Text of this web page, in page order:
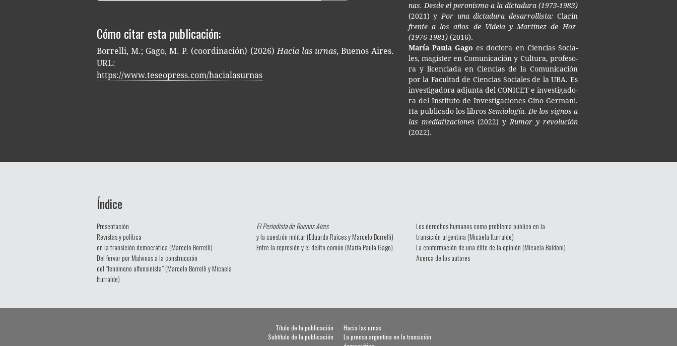
Cómo citar esta publicación:
Borrelli, M.; Gago, M. P. (coordinación) (2026)Hacia las urnas, Buenos Aires.
URL:
https://www.teseopress.com/hacialasurnas
nas. Desde el pero­nis­mo a la dic­ta­du­ra (1973-1983)
(2021) yPor una dic­ta­du­ra desarrollista: Clarín
fren­te a los años de Vide­la y Mar­tí­nez de Hoz
(1976-1981)(2016).
María Paula Gago es doc­to­ra en Cien­cias Socia­
les, magís­ter en Comu­ni­ca­ción y Cul­tu­ra, pro­fe­so­
ra y licen­cia­da en Cien­cias de la Comu­ni­ca­ción
por la Facul­tad de Cien­cias Socia­les de la UBA. Es
inves­ti­ga­do­ra adjun­ta del CONI­CET e inves­ti­ga­do­
ra del Ins­ti­tu­to de Inves­ti­ga­cio­nes Gino Ger­ma­ni.
Ha publi­ca­do los libros Semio­lo­gía. De los sig­nos a
las mediatizaciones (2022) yRumor y revolución
(2022).
Índice
Presentación
Revistas y política
en la transición democrática (Marcelo Borrelli)
Del fervor por Malvinas a la construcción
del “fenómeno alfonsinista” (Marcelo Borrelli y Micaela
Iturralde)
El Periodista de Buenos Aires
y la cuestión militar (Eduardo Raíces y Marcelo Borrelli)
Entre la represión y el delito común (María Paula Gago)
Los derechos humanos como problema público en la
transición argentina (Micaela Iturralde)
La conformación de una élite de la opinión (Micaela Baldoni)
Acerca de los autores
Título de la publicación
Hacia las urnas
Subtítulo de la publicación
La prensa argentina en la transición